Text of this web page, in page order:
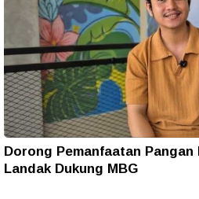
Dorong Pemanfaatan Pangan
Landak Dukung MBG